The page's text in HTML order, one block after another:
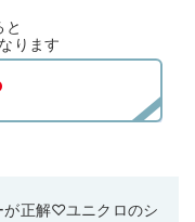
と
ります
が正解♡ユニクロのシ